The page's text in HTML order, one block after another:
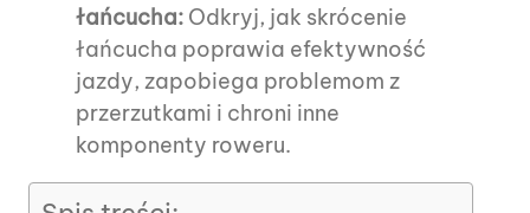
łańcucha: Odkryj, jak skrócenie
łańcucha poprawia efektywność
jazdy, zapobiega problemom z
przerzutkami i chroni inne
komponenty roweru.